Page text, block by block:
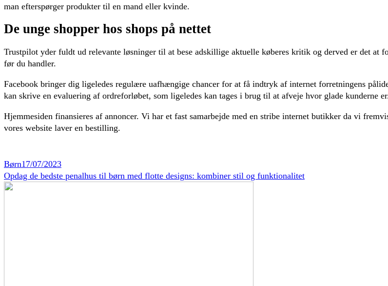
man efterspørger produkter til en mand eller kvinde.
De unge shopper hos shops på nettet
Trustpilot yder fuldt ud relevante løsninger til at bese adskillige aktuelle køberes kritik og derved er det
før du handler.
Facebook bringer dig ligeledes regulære uafhængige chancer for at få indtryk af internet forretningens
kan skrive en evaluering af ordreforløbet, som ligeledes kan tages i brug til at afveje hvor glade kunderne
Hjemmesiden finansieres af annoncer. Vi har et fast samarbejde med en stribe internet butikker da vi
vores website laver en bestilling.
Børn17/07/2023
Opdag de bedste penalhus til børn med flotte designs: kombiner stil og funktionalitet